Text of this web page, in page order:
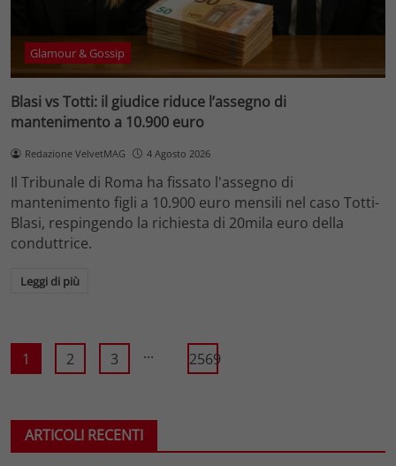
Glamour & Gossip
Blasi vs Totti: il giudice riduce l’assegno di
mantenimento a 10.900 euro
Redazione VelvetMAG 4 Agosto 2026
Il Tribunale di Roma ha fissato l'assegno di
mantenimento figli a 10.900 euro mensili nel caso Totti-
Blasi, respingendo la richiesta di 20mila euro della
conduttrice.
Leggi di più
1 2 3 ... 2569
ARTICOLI RECENTI